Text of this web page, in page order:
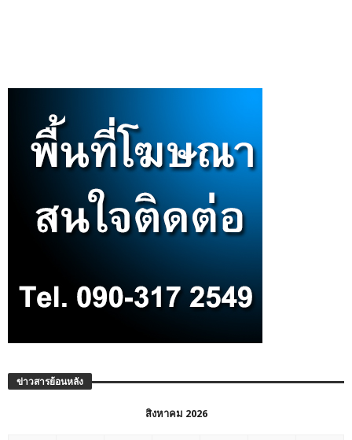
ข่าวสารย้อนหลัง
สิงหาคม 2026